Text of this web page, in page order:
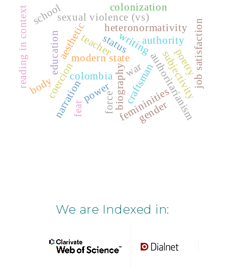
modern state
colombia
coercion war
writing
teacher
educationaesthetic
craftsman
narration authoritarianism
authority
power
force
fear
sexual violence (vs)
body subjectivity
reading in context
femininities
heteronormativity
gender
school
poetry
biography
colonization
job satisfaction
status
We are Indexed in: